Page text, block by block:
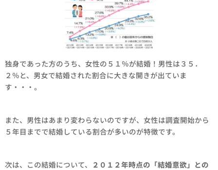
独身であった方のうち、女性の５１％が結婚！男性は３５．
２％と、男女で結婚された割合に大きな開きが出ていま
す・・・。
また、男性はあまり変わらないのですが、女性は調査開始から
５年目までで結婚している割合が多いのが特徴です。
次は、この結婚について、
２０１２年時点の「結婚意欲」との